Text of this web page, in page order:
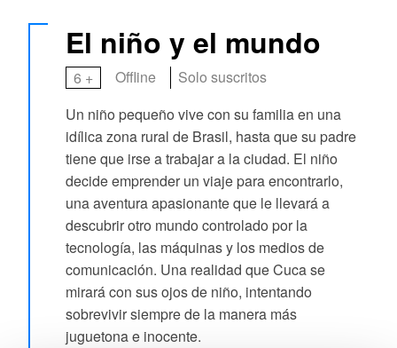
El niño y el mundo
6 + Offline
Solo suscritos
Un niño pequeño vive con su familia en una
idílica zona rural de Brasil, hasta que su padre
tiene que irse a trabajar a la ciudad. El niño
decide emprender un viaje para encontrarlo,
una aventura apasionante que le llevará a
descubrir otro mundo controlado por la
tecnología, las máquinas y los medios de
comunicación. Una realidad que Cuca se
mirará con sus ojos de niño, intentando
sobrevivir siempre de la manera más
juguetona e inocente.